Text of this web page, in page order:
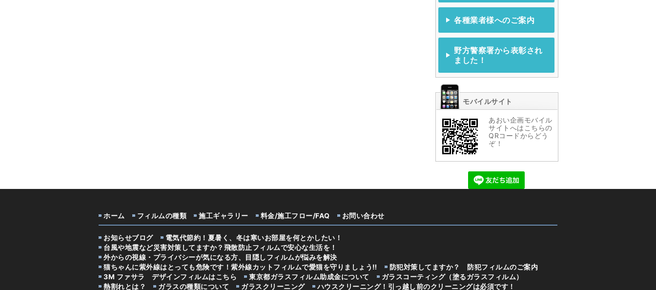
各種業者様へのご案内
野方警察署から表彰され
ました！
モバイルサイト
あおい企画モバイル
サイトへはこちらの
QRコードからどう
ぞ！
ホーム フィルムの種類 施工ギャラリー 料金/施工フロー/FAQ お問い合わせ
お知らせブログ
電気代節約！夏暑く、冬は寒いお部屋を何とかしたい！
台風や地震など災害対策してますか？飛散防止フィルムで安心な生活を！
外からの視線・プライバシーが気になる方、目隠しフィルムが悩みを解決
猫ちゃんに紫外線はとっても危険です！紫外線カットフィルムで愛猫を守りましょう‼
防犯対策してますか？ 防犯フィルムのご案内
3M ファサラ デザインフィルムはこちら
東京都ガラスフィルム助成金について
ガラスコーティング（塗るガラスフィルム）
熱割れとは？
ガラスの種類について ガラスクリーニング ハウスクリーニング！引っ越し前のクリーニングは必須です！